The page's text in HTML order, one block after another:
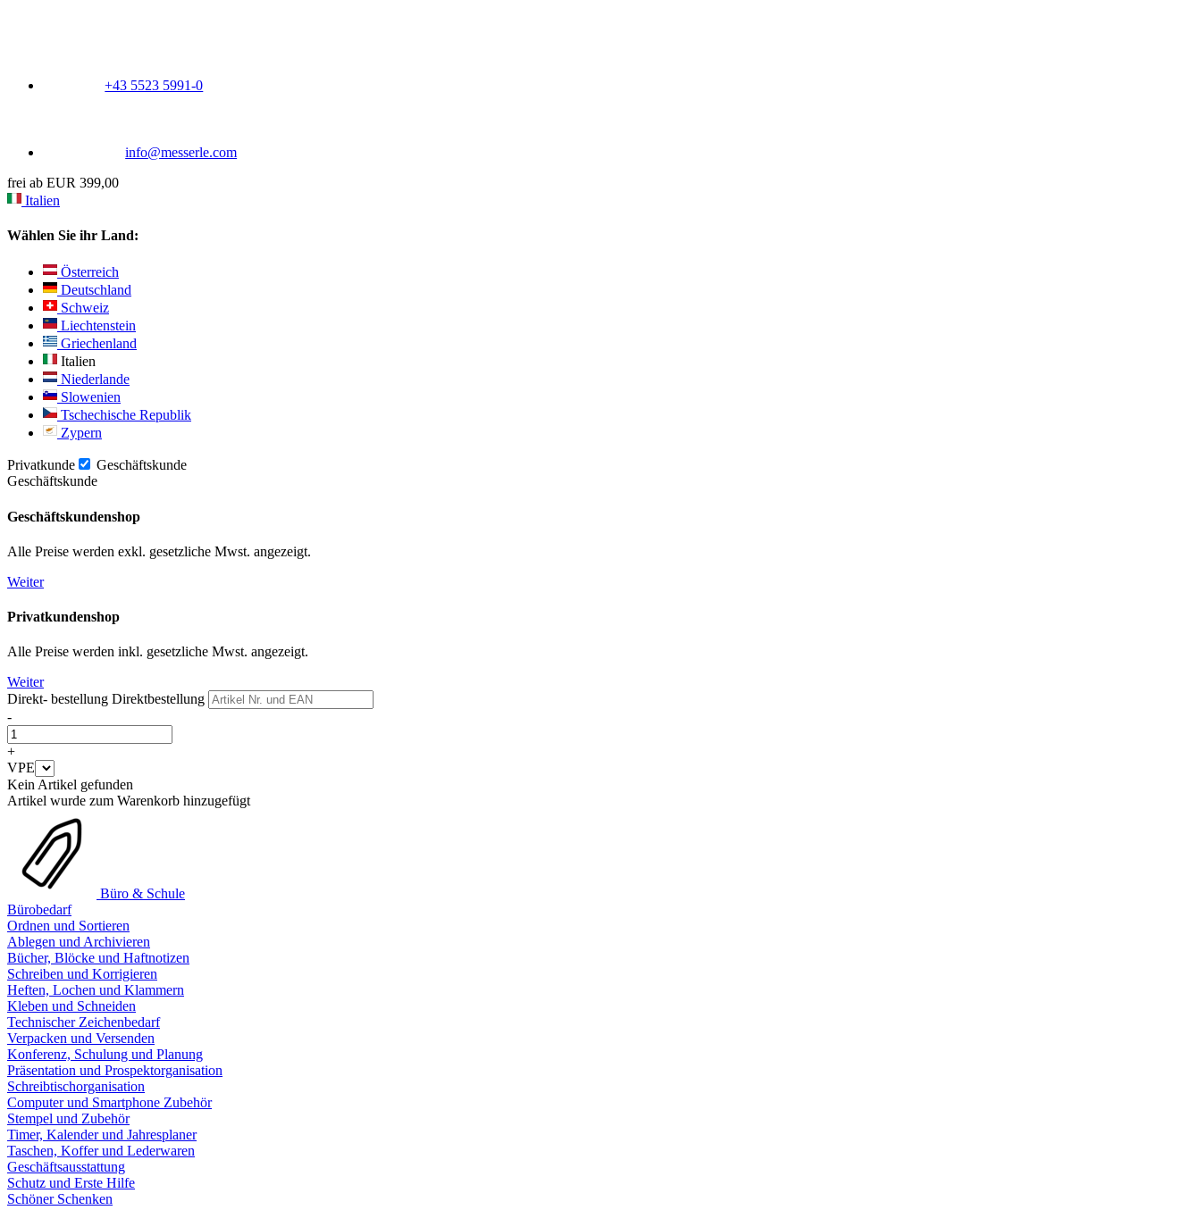
+43 5523 5991-0
info@messerle.com
frei ab EUR 399,00
Italien
Wählen Sie ihr Land:
Österreich
Deutschland
Schweiz
Liechtenstein
Griechenland
Italien
Niederlande
Slowenien
Tschechische Republik
Zypern
Privatkunde
Geschäftskunde
Geschäftskunde
Geschäftskundenshop
Alle Preise werden exkl. gesetzliche Mwst. angezeigt.
Weiter
Privatkundenshop
Alle Preise werden inkl. gesetzliche Mwst. angezeigt.
Weiter
Direkt- bestellung Direktbestellung
-
+
VPE
Kein Artikel gefunden
Artikel wurde zum Warenkorb hinzugefügt
Büro & Schule
Bürobedarf
Ordnen und Sortieren
Ablegen und Archivieren
Bücher, Blöcke und Haftnotizen
Schreiben und Korrigieren
Heften, Lochen und Klammern
Kleben und Schneiden
Technischer Zeichenbedarf
Verpacken und Versenden
Konferenz, Schulung und Planung
Präsentation und Prospektorganisation
Schreibtischorganisation
Computer und Smartphone Zubehör
Stempel und Zubehör
Timer, Kalender und Jahresplaner
Taschen, Koffer und Lederwaren
Geschäftsausstattung
Schutz und Erste Hilfe
Schöner Schenken